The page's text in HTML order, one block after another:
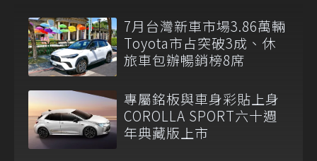
7月台灣新車市場3.86萬輛
Toyota市占突破3成、休
旅車包辦暢銷榜8席
專屬銘板與車身彩貼上身
COROLLA SPORT六十週
年典藏版上市